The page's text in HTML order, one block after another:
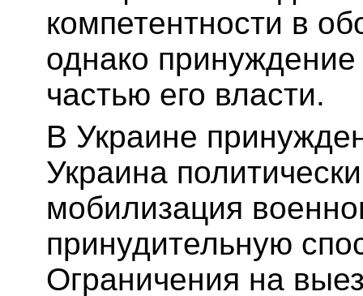
компетентности в
однако
частью его власти.
В Украине
Украина
мобилизация
принудительную
Ограничения на